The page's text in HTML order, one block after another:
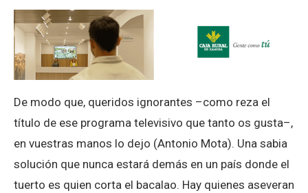
De modo que, queridos ignorantes –como reza el
título de ese programa televisivo que tanto os gusta–,
en vuestras manos lo dejo (Antonio Mota). Una sabia
solución que nunca estará demás en un país donde el
tuerto es quien corta el bacalao. Hay quienes aseveran